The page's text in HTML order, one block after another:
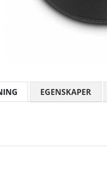
EGENSKAPER